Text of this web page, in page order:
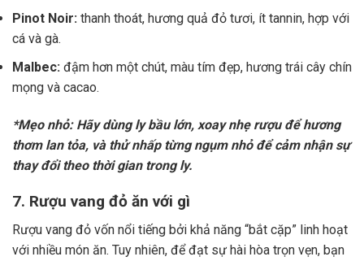
Pinot Noir: thanh thoát, hương quả đỏ tươi, ít tannin, hợp với
cá và gà.
Malbec: đậm hơn một chút, màu tím đẹp, hương trái cây chín
mọng và cacao.
*Mẹo nhỏ: Hãy dùng ly bầu lớn, xoay nhẹ rượu để hương
thơm lan tỏa, và thử nhấp từng ngụm nhỏ để cảm nhận sự
thay đổi theo thời gian trong ly.
7. Rượu vang đỏ ăn với gì
Rượu vang đỏ vốn nổi tiếng bởi khả năng “bắt cặp” linh hoạt
với nhiều món ăn. Tuy nhiên, để đạt sự hài hòa trọn vẹn, bạn